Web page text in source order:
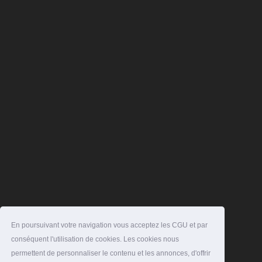
En poursuivant votre navigation vous acceptez les CGU et par
conséquent l'utilisation de cookies. Les cookies nous
permettent de personnaliser le contenu et les annonces, d'offrir